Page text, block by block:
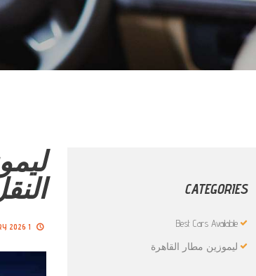
1 JANUARY 2026
CATEGORIES
Best Cars Available
ليموزين مطار القاهرة